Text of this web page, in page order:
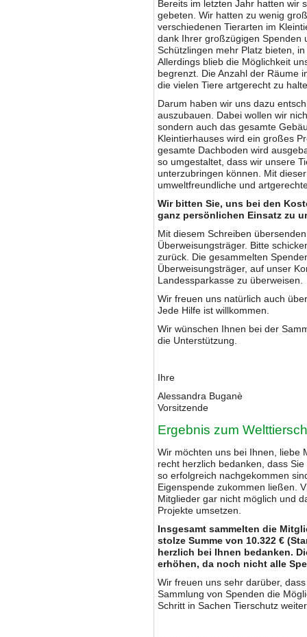
Bereits im letzten Jahr hatten wir
gebeten. Wir hatten zu wenig
verschiedenen Tierarten im
dank Ihrer großzügigen Spenden
Schützlingen mehr Platz bieten,
Allerdings blieb die Möglichkeit
begrenzt. Die Anzahl der Räume
die vielen Tiere artgerecht zu
Darum haben wir uns dazu
auszubauen. Dabei wollen wir
sondern auch das gesamte
Kleintierhauses wird ein großes
gesamte Dachboden wird
so umgestaltet, dass wir unsere
unterzubringen können. Mit
umweltfreundliche und
Wir bitten Sie, uns bei den
ganz persönlichen Einsatz zu
Mit diesem Schreiben
Überweisungsträger. Bitte
zurück. Die gesammelten
Überweisungsträger, auf unser
Landessparkasse zu überweisen.
Wir freuen uns natürlich auch
Jede Hilfe ist willkommen.
Wir wünschen Ihnen bei der
die Unterstützung.
Ihre
Alessandra Buganè
Vorsitzende
Ergebnis zum
Wir möchten uns bei Ihnen, liebe
recht herzlich bedanken, dass
so erfolgreich nachgekommen
Eigenspende zukommen ließen.
Mitglieder gar nicht möglich und
Projekte umsetzen.
Insgesamt sammelten die
stolze Summe von 10.322 €
herzlich bei Ihnen bedanken.
erhöhen, da noch nicht alle
Wir freuen uns sehr darüber,
Sammlung von Spenden die
Schritt in Sachen Tierschutz